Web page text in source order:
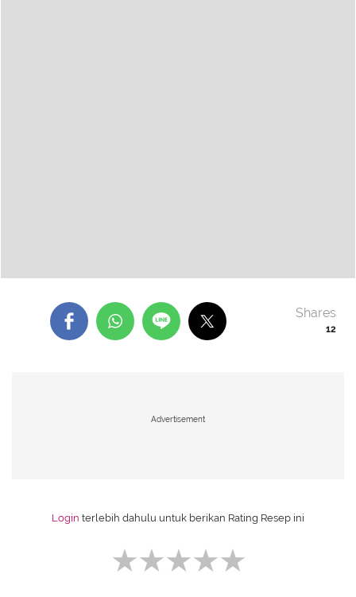
12
Shares
Advertisement
Login terlebih dahulu untuk berikan Rating Resep ini